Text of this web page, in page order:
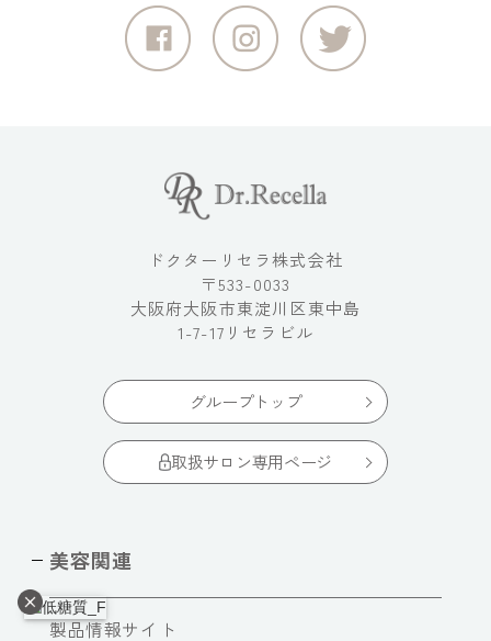
ドクターリセラ株式会社
〒533-0033
大阪府大阪市東淀川区東中島
1-7-17リセラビル
グループトップ
取扱サロン専用ページ
美容関連
製品情報サイト